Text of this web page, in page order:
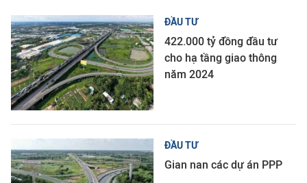
ĐẦU TƯ
422.000 tỷ đồng đầu tư
cho hạ tầng giao thông
năm 2024
ĐẦU TƯ
Gian nan các dự án PPP